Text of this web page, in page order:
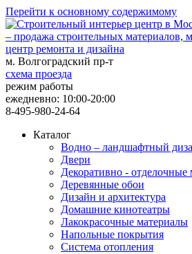
Перейти к основному содержимому
центр ремонта и дизайна
м. Волгоградский пр-т
схема проезда
режим работы
ежедневно: 10:00-20:00
8-495-980-24-64
Каталог
Водно – ландшафтный
Двери
Декоративно - отделочные
Деревянные обои
Дизайн и архитектура
Домашние кинотеатры
Лакокрасочные материалы
Напольные покрытия
Система отопления